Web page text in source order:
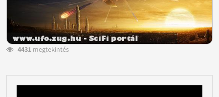
4431megtekintés